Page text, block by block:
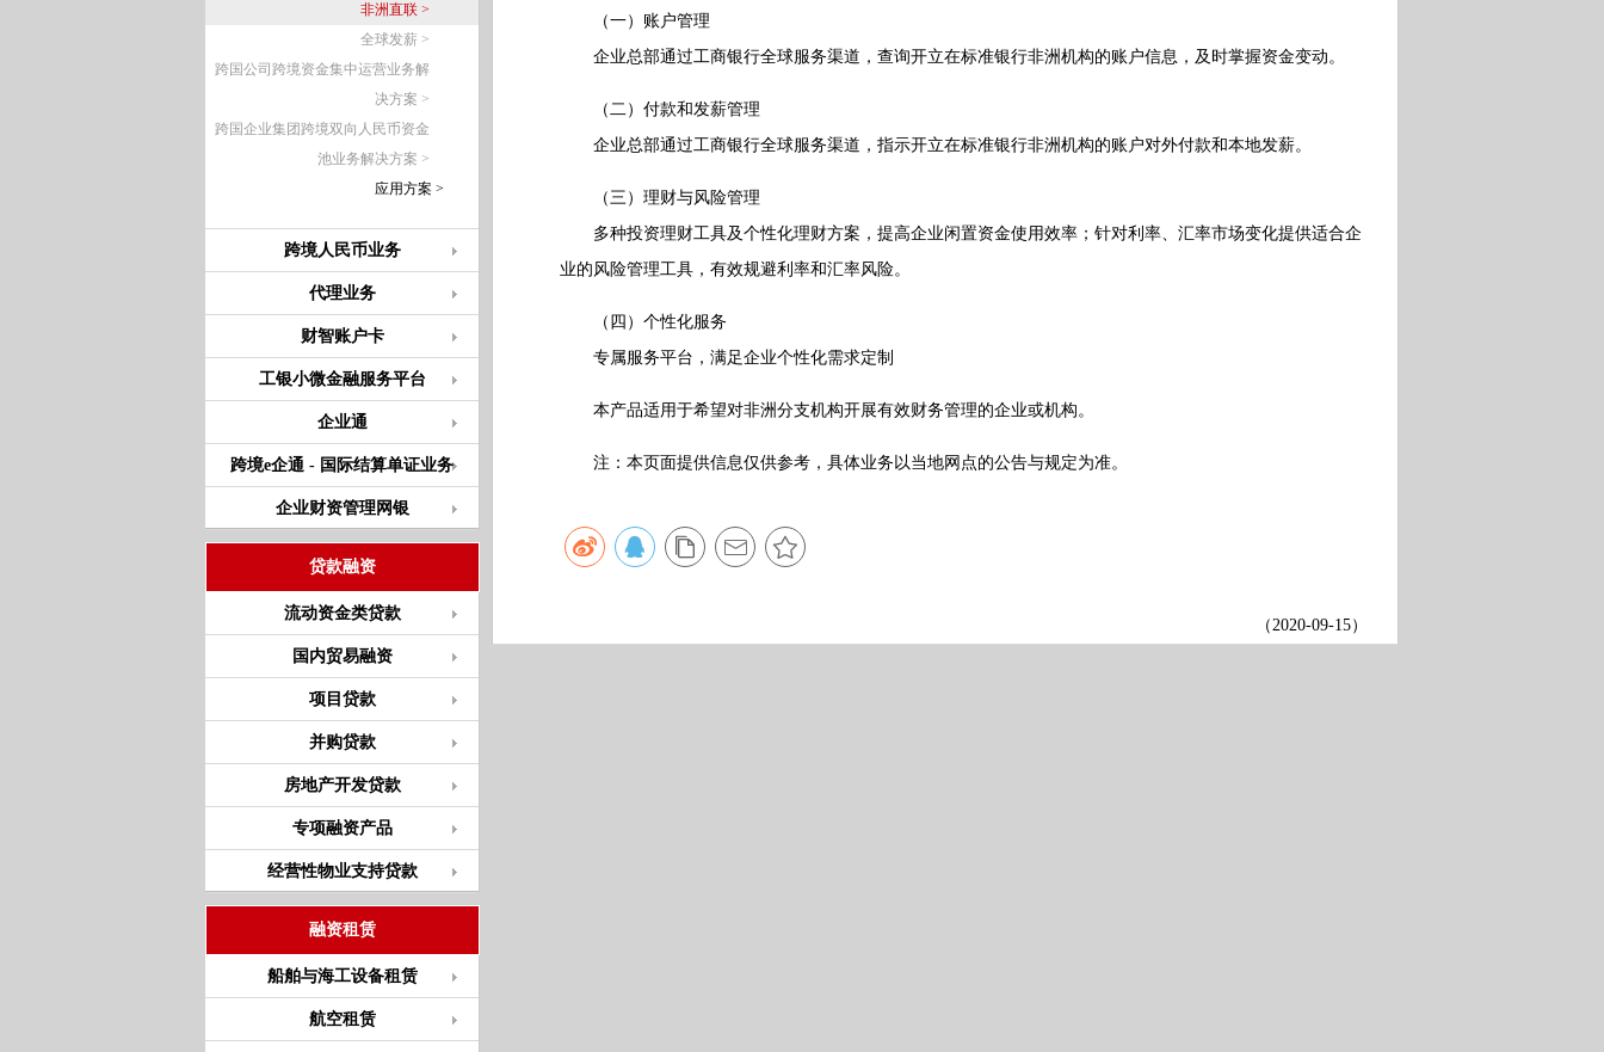
非洲直联 >
全球发薪 >
跨国公司跨境资金集中运营业务解
决方案 >
跨国企业集团跨境双向人民币资金
池业务解决方案 >
应用方案 >
跨境人民币业务
代理业务
财智账户卡
工银小微金融服务平台
企业通
跨境e企通 - 国际结算单证业务
企业财资管理网银
贷款融资
流动资金类贷款
国内贸易融资
项目贷款
并购贷款
房地产开发贷款
专项融资产品
经营性物业支持贷款
融资租赁
船舶与海工设备租赁
航空租赁
（一）账户管理
企业总部通过工商银行全球服务渠道，查询开立在标准银行非洲机构的账户信息，及时掌握资金变动。
（二）付款和发薪管理
企业总部通过工商银行全球服务渠道，指示开立在标准银行非洲机构的账户对外付款和本地发薪。
（三）理财与风险管理
多种投资理财工具及个性化理财方案，提高企业闲置资金使用效率；针对利率、汇率市场变化提供适合企
业的风险管理工具，有效规避利率和汇率风险。
（四）个性化服务
专属服务平台，满足企业个性化需求定制
本产品适用于希望对非洲分支机构开展有效财务管理的企业或机构。
注：本页面提供信息仅供参考，具体业务以当地网点的公告与规定为准。
（2020-09-15）